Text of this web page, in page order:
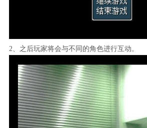
2、之后玩家将会与不同的角色进行互动。